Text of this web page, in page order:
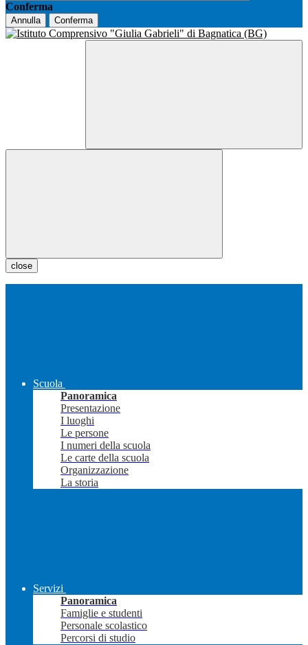
Conferma
Annulla Conferma
close
Scuola
Panoramica
Presentazione
I luoghi
Le persone
I numeri della scuola
Le carte della scuola
Organizzazione
La storia
Servizi
Panoramica
Famiglie e studenti
Personale scolastico
Percorsi di studio